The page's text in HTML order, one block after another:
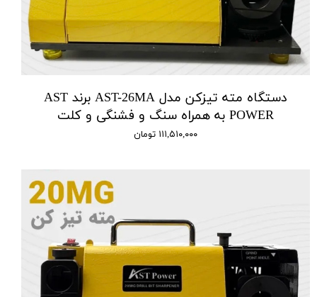
دستگاه مته تیزکن مدل AST-26MA برند AST
POWER به همراه سنگ و فشنگی و کلت
۱۱۱,۵۱۰,۰۰۰ تومان